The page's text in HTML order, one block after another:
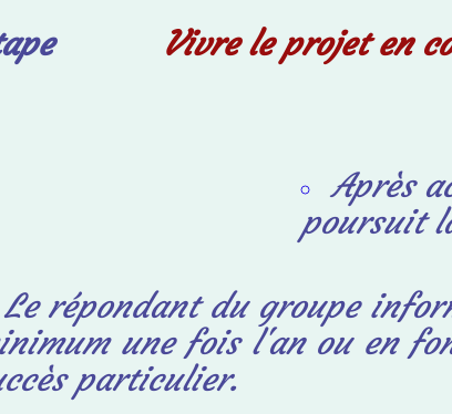
étape Vivre le projet en
Après
poursuit
Le répondant du groupe
une fois l'an ou en
particulier.